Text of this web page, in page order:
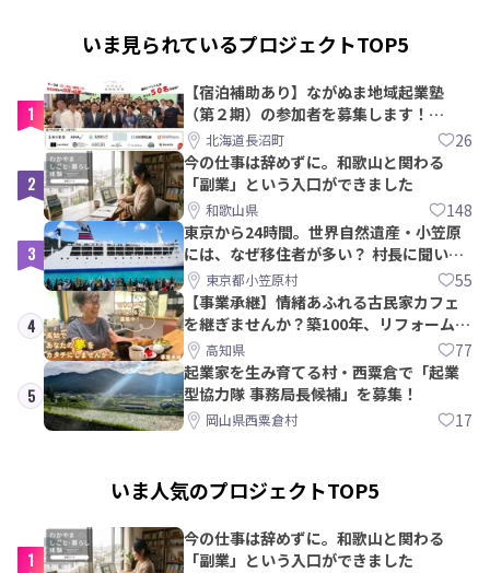
いま見られているプロジェクトTOP5
1
【宿泊補助あり】ながぬま地域起業塾
（第２期）の参加者を募集します！
【8/21〆】
北海道長沼町 26
2
今の仕事は辞めずに。和歌山と関わる
「副業」という入口ができました
和歌山県 148
3
東京から24時間。世界自然遺産・小笠原
には、なぜ移住者が多い？ 村長に聞いて
みた東京都小笠原村 55
4
【事業承継】情緒あふれる古民家カフェ
を継ぎませんか？築100年、リフォームか
ら約10年！
高知県 77
5
起業家を生み育てる村・西粟倉で「起業
型協力隊 事務局長候補」を募集！
岡山県西粟倉村 17
いま人気のプロジェクトTOP5
1
今の仕事は辞めずに。和歌山と関わる
「副業」という入口ができました